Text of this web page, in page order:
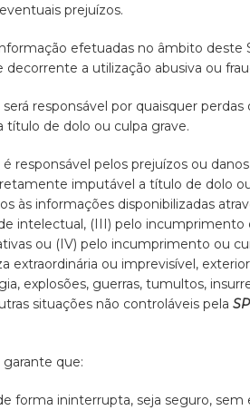
prejuízos.
efetuadas no âmbito
decorrente a utilização abusiva ou
será responsável por quaisquer
de dolo ou culpa grave.
é responsável pelos prejuízos ou
imputável a título de dolo
às informações disponibilizadas
intelectual, (III) pelo
ou (IV) pelo incumprimento ou
extraordinária ou imprevisível,
explosões, guerras, tumultos,
situações não controláveis pela
garante que:
forma ininterrupta, seja seguro,